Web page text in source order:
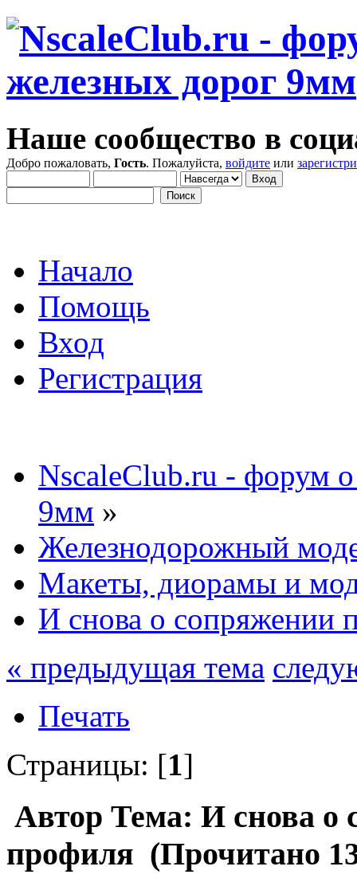
Наше сообщество в
Добро пожаловать, Гость. Пожалуйста, войдите или
Начало
Помощь
Вход
Регистрация
NscaleClub.ru - форум
9мм »
Железнодорожный
Макеты, диорамы и
И снова о сопряжении
« предыдущая тема
Печать
Страницы: [1]
Автор Тема: И снова о
профиля (Прочитано